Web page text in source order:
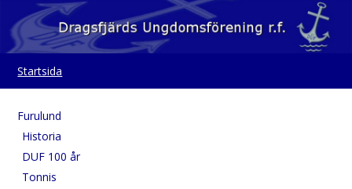
Startsida
Furulund
Historia
DUF 100 år
Tonnis